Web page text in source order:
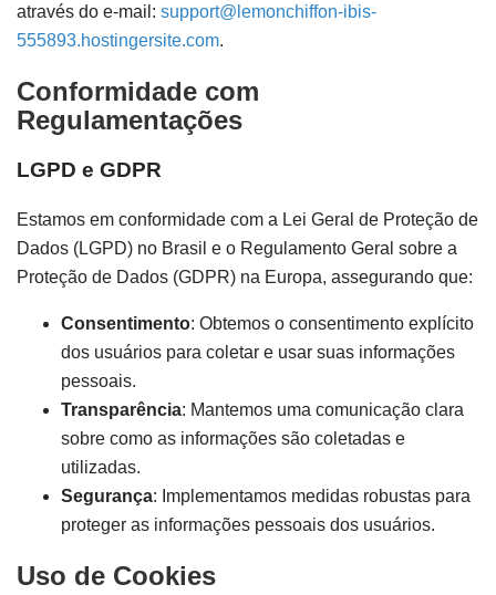
através do e-mail: support@lemonchiffon-ibis-
555893.hostingersite.com.
Conformidade com
Regulamentações
LGPD e GDPR
Estamos em conformidade com a Lei Geral de Proteção de
Dados (LGPD) no Brasil e o Regulamento Geral sobre a
Proteção de Dados (GDPR) na Europa, assegurando que:
Consentimento: Obtemos o consentimento explícito
dos usuários para coletar e usar suas informações
pessoais.
Transparência: Mantemos uma comunicação clara
sobre como as informações são coletadas e
utilizadas.
Segurança: Implementamos medidas robustas para
proteger as informações pessoais dos usuários.
Uso de Cookies